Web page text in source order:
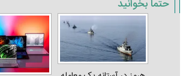
حتما بخوانید